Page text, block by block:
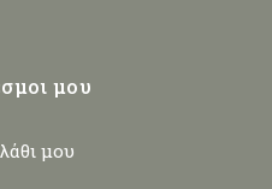
μου
μου